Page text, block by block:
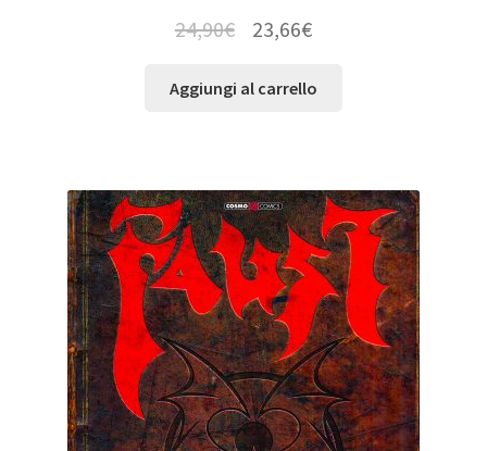
24,90€ 23,66€
Aggiungi al carrello